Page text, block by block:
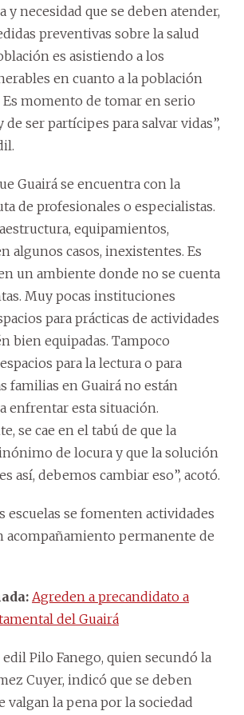
y necesidad que se deben atender,
preventivas sobre la salud
es asistiendo a los
en cuanto a la población
momento de tomar en serio
de ser partícipes para salvar vidas”,
Guairá se encuentra con la
de profesionales o especialistas.
equipamientos,
algunos casos, inexistentes. Es
un ambiente donde no se cuenta
Muy pocas instituciones
para prácticas de actividades
bien equipadas. Tampoco
para la lectura o para
familias en Guairá no están
enfrentar esta situación.
se cae en el tabú de que la
de locura y que la solución
así, debemos cambiar eso”, acotó.
escuelas se fomenten actividades
acompañamiento permanente de
Agreden a precandidato a
del Guairá
Pilo Fanego, quien secundó la
Cuyer, indicó que se deben
valgan la pena por la sociedad